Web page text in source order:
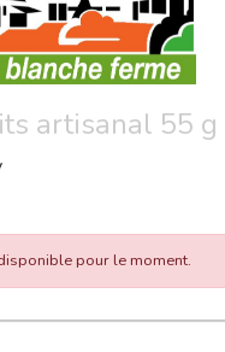
artisanal 55 g
pour le moment.